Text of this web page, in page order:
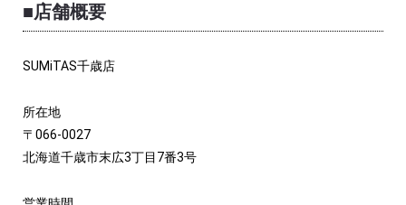
■店舗概要
SUMiTAS千歳店
所在地
〒066-0027
北海道千歳市末広3丁目7番3号